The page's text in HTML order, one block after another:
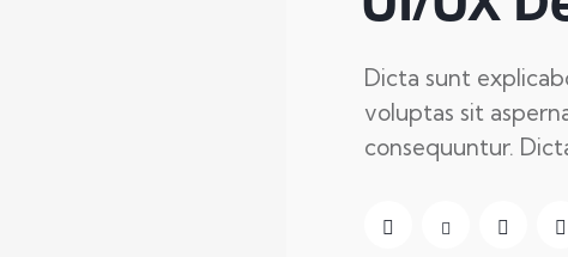
Dicta sunt
voluptas sit
consequuntur.